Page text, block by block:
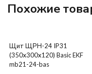
Похожие
Щит ЩРН-24 IP31
(350х300х120) Basic EKF
mb21-24-bas